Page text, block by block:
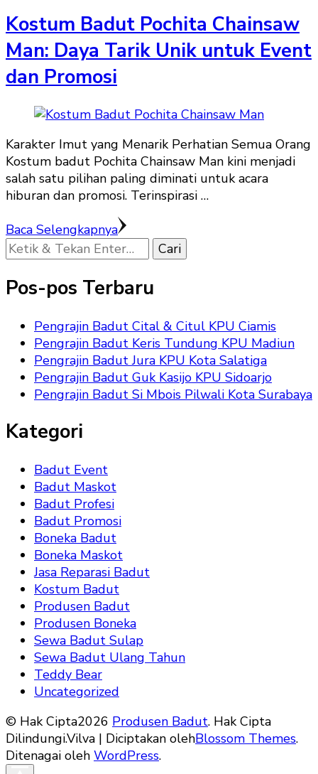
Kostum Badut Pochita Chainsaw
Man: Daya Tarik Unik untuk Event
dan Promosi
Karakter Imut yang Menarik Perhatian Semua Orang
Kostum badut Pochita Chainsaw Man kini menjadi
salah satu pilihan paling diminati untuk acara
hiburan dan promosi. Terinspirasi …
Baca Selengkapnya
Mencari
Sesuatu?
Pos-pos Terbaru
Pengrajin Badut Cital & Citul KPU Ciamis
Pengrajin Badut Keris Tundung KPU Madiun
Pengrajin Badut Jura KPU Kota Salatiga
Pengrajin Badut Guk Kasijo KPU Sidoarjo
Pengrajin Badut Si Mbois Pilwali Kota Surabaya
Kategori
Badut Event
Badut Maskot
Badut Profesi
Badut Promosi
Boneka Badut
Boneka Maskot
Jasa Reparasi Badut
Kostum Badut
Produsen Badut
Produsen Boneka
Sewa Badut Sulap
Sewa Badut Ulang Tahun
Teddy Bear
Uncategorized
© Hak Cipta2026 Produsen Badut. Hak Cipta
Dilindungi.Vilva | Diciptakan olehBlossom Themes.
Ditenagai oleh WordPress.